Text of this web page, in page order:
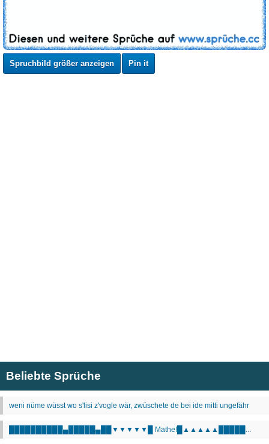
Spruchbild größer anzeigen Pin it
Beliebte Sprüche